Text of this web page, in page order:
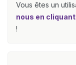
Vous êtes un
nous en
!